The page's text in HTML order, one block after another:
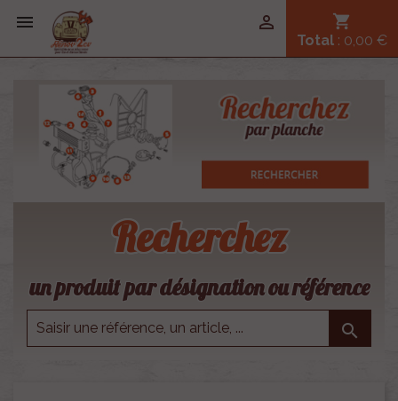
 shopping_cart
Total : 0,00 €

Recherchez
un produit par désignation ou référence
